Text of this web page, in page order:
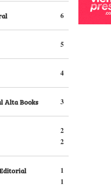
6
5
4
3
Alta Books
2
2
1
1